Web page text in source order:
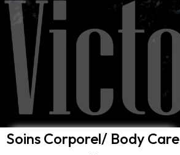
Soins Corporel/ Body Care